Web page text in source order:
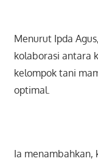
Menurut Ipda
kolaborasi antara
kelompok tani
optimal.
Ia